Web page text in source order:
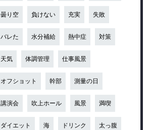
曇り空 負けない 充実 失敗
バレた 水分補給 熱中症 対策
天気 体調管理 仕事風景
オフショット 幹部 測量の日
講演会 吹上ホール 風景 満喫
ダイエット 海 ドリンク 太っ腹